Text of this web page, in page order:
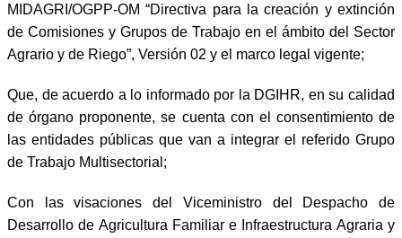
MIDAGRI/OGPP-OM “Directiva para la creación y extinción
de Comisiones y Grupos de Trabajo en el ámbito del Sector
Agrario y de Riego”, Versión 02 y el marco legal vigente;
Que, de acuerdo a lo informado por la DGIHR, en su calidad
de órgano proponente, se cuenta con el consentimiento de
las entidades públicas que van a integrar el referido Grupo
de Trabajo Multisectorial;
Con las visaciones del Viceministro del Despacho de
Desarrollo de Agricultura Familiar e Infraestructura Agraria y